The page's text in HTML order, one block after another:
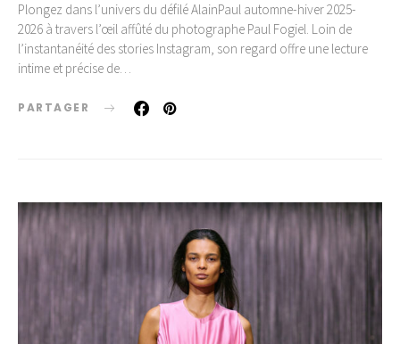
Plongez dans l’univers du défilé AlainPaul automne-hiver 2025-
2026 à travers l’œil affûté du photographe Paul Fogiel. Loin de
l’instantanéité des stories Instagram, son regard offre une lecture
intime et précise de…
PARTAGER